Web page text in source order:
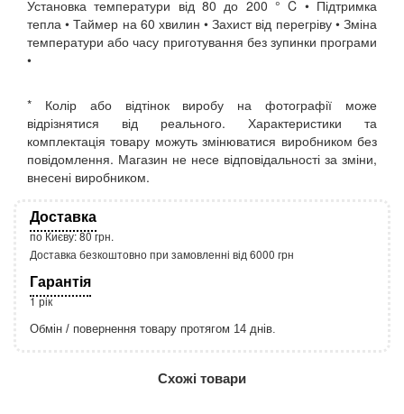
Установка температури від 80 до 200 ° C • Підтримка
тепла • Таймер на 60 хвилин • Захист від перегріву • Зміна
температури або часу приготування без зупинки програми
•
* Колір або відтінок виробу на фотографії може
відрізнятися від реального. Характеристики та
комплектація товару можуть змінюватися виробником без
повідомлення. Магазин не несе відповідальності за зміни,
внесені виробником.
Доставка
по Києву: 80 грн.
Доставка безкоштовно при замовленні від 6000 грн
Гарантія
1 рік
Обмін / повернення товару протягом 14 днів.
Схожі товари